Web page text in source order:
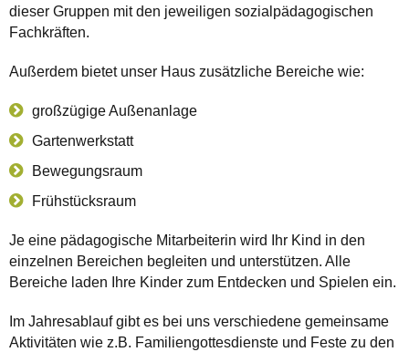
dieser Gruppen mit den jeweiligen sozialpädagogischen
Fachkräften.
Außerdem bietet unser Haus zusätzliche Bereiche wie:
großzügige Außenanlage
Gartenwerkstatt
Bewegungsraum
Frühstücksraum
Je eine pädagogische Mitarbeiterin wird Ihr Kind in den
einzelnen Bereichen begleiten und unterstützen. Alle
Bereiche laden Ihre Kinder zum Entdecken und Spielen ein.
Im Jahresablauf gibt es bei uns verschiedene gemeinsame
Aktivitäten wie z.B. Familiengottesdienste und Feste zu den